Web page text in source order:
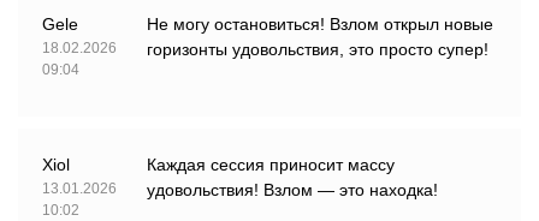
Gele
18.02.2026
09:04
Не могу остановиться! Взлом открыл новые
горизонты удовольствия, это просто супер!
Xiol
13.01.2026
10:02
Каждая сессия приносит массу
удовольствия! Взлом — это находка!